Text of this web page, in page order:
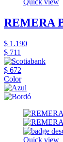
REMERA
$ 1.190
$ 711
$ 672
Color
Quick view